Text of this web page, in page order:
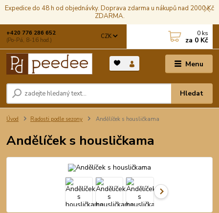
Expedice do 48 h od objednávky. Doprava zdarma u nákupů nad 2000 Kč
ZDARMA.
Menu
CZK
Hledat
+420 776 286 652
(Po-Pá, 8-16 hod.)
0 ks
za 0 Kč
Úvod Radosti podle sezony Andělíček s housličkama
Andělíček s housličkama